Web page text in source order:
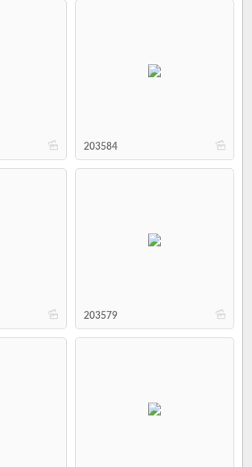
b b
203584
b b
203579